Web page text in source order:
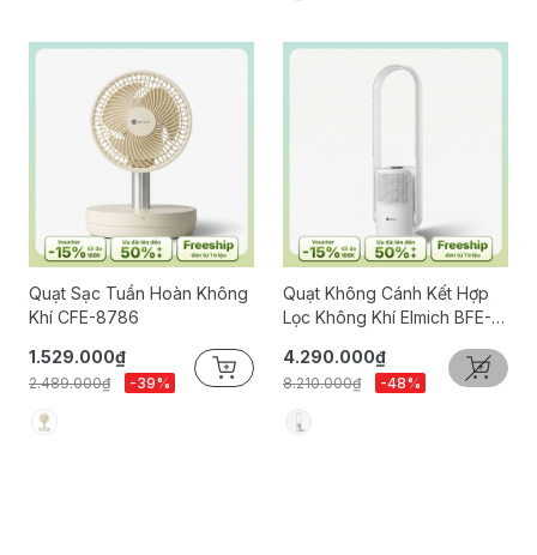
Quạt Sạc Tuần Hoàn Không
Khí CFE-8786
1.529.000₫
2.489.000₫ -39%
Quạt Không Cánh Kết Hợp
Lọc Không Khí Elmich BFE-
4.290.000₫
8.210.000₫ -48%